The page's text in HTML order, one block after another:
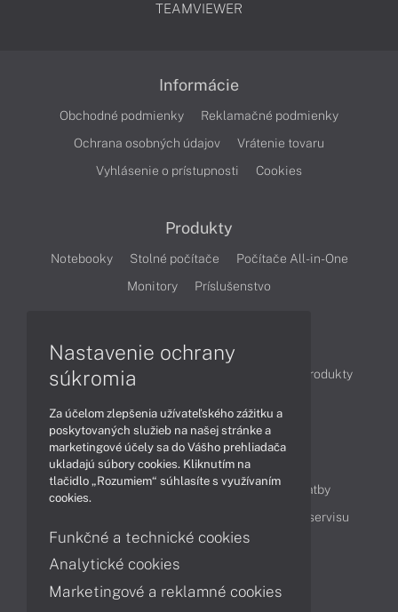
TEAMVIEWER
Informácie
Obchodné podmienky
Reklamačné podmienky
Ochrana osobných údajov
Vrátenie tovaru
Vyhlásenie o prístupnosti
Cookies
Produkty
Notebooky Stolné počítače
Počítače All-in-One
Monitory
Príslušenstvo
Články
Obchodné informácie
Produkty
Obsah
Ako nakupovať
Možnosti doručenia a platby
Cenník servisu
Kontakty
Nastavenie ochrany
súkromia
Za účelom zlepšenia užívateľského zážitku a
poskytovaných služieb na našej stránke a
marketingové účely sa do Vášho prehliadača
ukladajú súbory cookies. Kliknutím na
tlačidlo „Rozumiem“ súhlasíte s využívaním
cookies.
Funkčné a technické cookies
Analytické cookies
Marketingové a reklamné cookies